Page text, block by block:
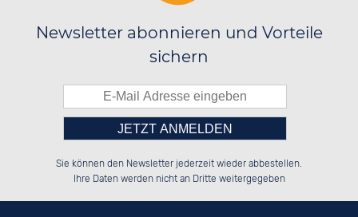
Newsletter abonnieren und Vorteile
sichern
██░░░░░░░░░░██░░░░░░██░░░░░░██░░
██████░░░░████░░░░████░░░░████░░
░░░░██░░██░░░░░░░░░░██░░██░░░░░░
Bitte tragen Sie die Zahl in
das nebenstehende Feld ein.
Sie können den Newsletter jederzeit wieder abbestellen.
Ihre Daten werden nicht an Dritte weitergegeben